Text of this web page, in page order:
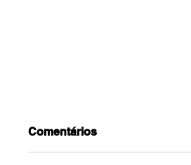
Comentários